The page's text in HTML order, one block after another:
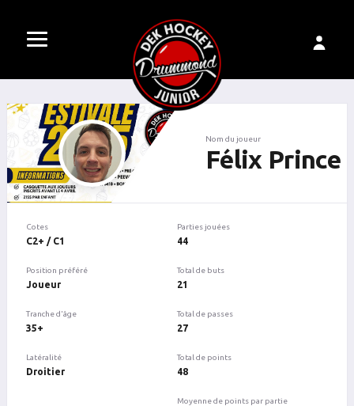
Nom du joueur
Félix Prince
Cotes
C2+ / C1
Position préféré
Joueur
Tranche d'âge
35+
Latéralité
Droitier
Parties jouées
44
Total de buts
21
Total de passes
27
Total de points
48
Moyenne de points par partie